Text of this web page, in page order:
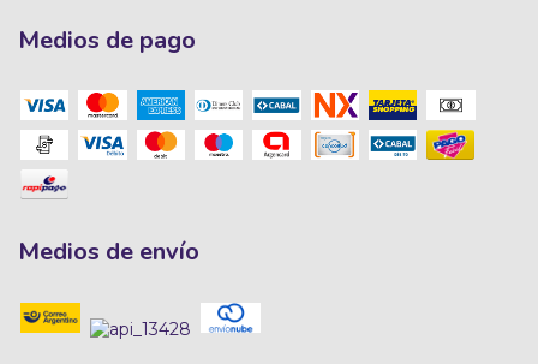
Medios de pago
Medios de envío